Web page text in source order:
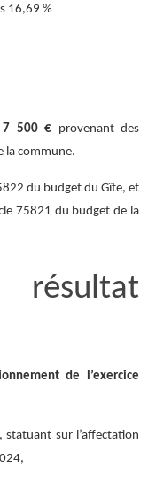
16,69 %
7 500 € provenant des
la commune.
du budget du Gîte, et
75821 du budget de la
résultat
de l’exercice
sur l’affectation